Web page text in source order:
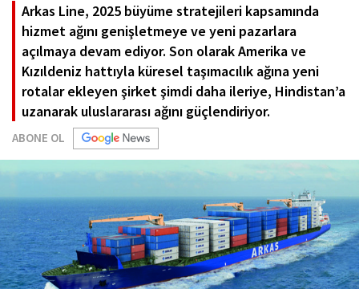
Arkas Line, 2025 büyüme stratejileri kapsamında
hizmet ağını genişletmeye ve yeni pazarlara
açılmaya devam ediyor. Son olarak Amerika ve
Kızıldeniz hattıyla küresel taşımacılık ağına yeni
rotalar ekleyen şirket şimdi daha ileriye, Hindistan’a
uzanarak uluslararası ağını güçlendiriyor.
ABONE OL